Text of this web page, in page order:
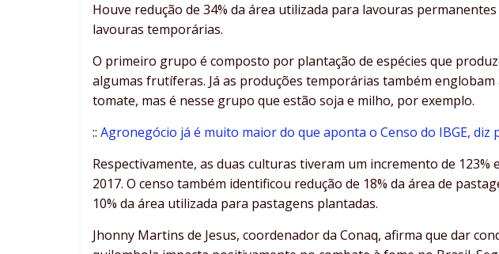
Houve redução de 34% da área utilizada para lavouras
lavouras temporárias.
O primeiro grupo é composto por plantação de espécies que
algumas frutíferas. Já as produções temporárias também
tomate, mas é nesse grupo que estão soja e milho, por exemplo.
:: Agronegócio já é muito maior do que aponta o Censo do IBGE, diz
Respectivamente, as duas culturas tiveram um incremento de 123%
2017. O censo também identificou redução de 18% da área de
10% da área utilizada para pastagens plantadas.
Jhonny Martins de Jesus, coordenador da Conaq, afirma que dar